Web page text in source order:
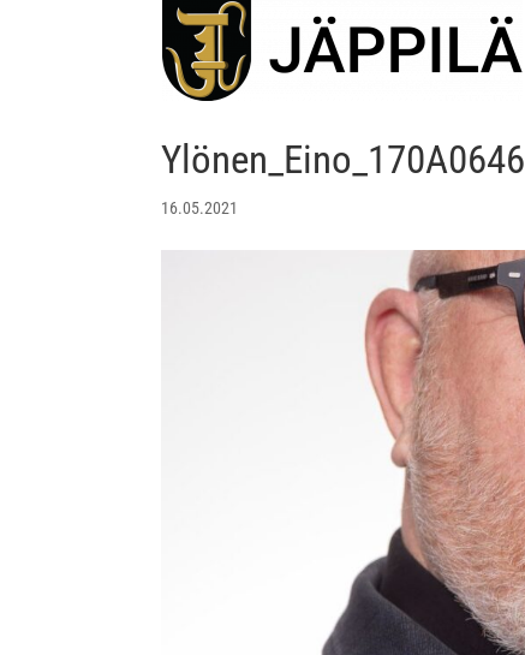
Ylönen_Eino_170A0646
16.05.2021